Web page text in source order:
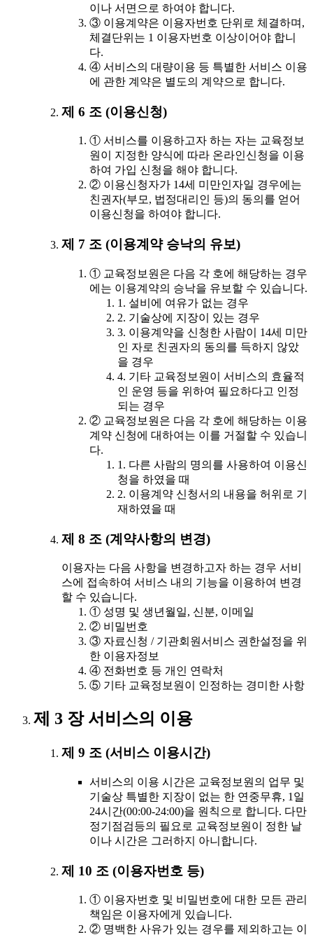
이나 서면으로 하여야 합니다.
③ 이용계약은 이용자번호 단위로 체결하며,
체결단위는 1 이용자번호 이상이어야 합니
다.
④ 서비스의 대량이용 등 특별한 서비스 이용
에 관한 계약은 별도의 계약으로 합니다.
제 6 조 (이용신청)
① 서비스를 이용하고자 하는 자는 교육정보
원이 지정한 양식에 따라 온라인신청을 이용
하여 가입 신청을 해야 합니다.
② 이용신청자가 14세 미만인자일 경우에는
친권자(부모, 법정대리인 등)의 동의를 얻어
이용신청을 하여야 합니다.
제 7 조 (이용계약 승낙의 유보)
① 교육정보원은 다음 각 호에 해당하는 경우
에는 이용계약의 승낙을 유보할 수 있습니다.
1. 설비에 여유가 없는 경우
2. 기술상에 지장이 있는 경우
3. 이용계약을 신청한 사람이 14세 미만
인 자로 친권자의 동의를 득하지 않았
을 경우
4. 기타 교육정보원이 서비스의 효율적
인 운영 등을 위하여 필요하다고 인정
되는 경우
② 교육정보원은 다음 각 호에 해당하는 이용
계약 신청에 대하여는 이를 거절할 수 있습니
다.
1. 다른 사람의 명의를 사용하여 이용신
청을 하였을 때
2. 이용계약 신청서의 내용을 허위로 기
재하였을 때
제 8 조 (계약사항의 변경)
이용자는 다음 사항을 변경하고자 하는 경우 서비
스에 접속하여 서비스 내의 기능을 이용하여 변경
할 수 있습니다.
① 성명 및 생년월일, 신분, 이메일
② 비밀번호
③ 자료신청 / 기관회원서비스 권한설정을 위
한 이용자정보
④ 전화번호 등 개인 연락처
⑤ 기타 교육정보원이 인정하는 경미한 사항
제 3 장 서비스의 이용
제 9 조 (서비스 이용시간)
서비스의 이용 시간은 교육정보원의 업무 및
기술상 특별한 지장이 없는 한 연중무휴, 1일
24시간(00:00-24:00)을 원칙으로 합니다. 다만
정기점검등의 필요로 교육정보원이 정한 날
이나 시간은 그러하지 아니합니다.
제 10 조 (이용자번호 등)
① 이용자번호 및 비밀번호에 대한 모든 관리
책임은 이용자에게 있습니다.
② 명백한 사유가 있는 경우를 제외하고는 이